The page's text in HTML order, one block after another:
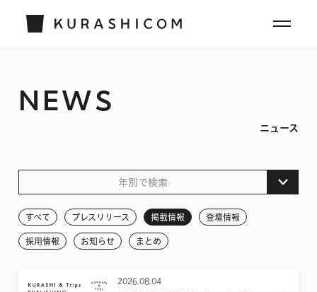
NEWS
ニュース
年別で検索
すべて
2026
2024
すべて プレスリリース 掲載情報 登壇情報
採用情報 お知らせ まとめ
2026.08.04